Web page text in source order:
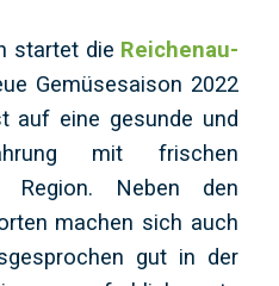
startet die Reichenau-
Gemüsesaison 2022
auf eine gesunde und
mit frischen
Region. Neben den
machen sich auch
gut in der